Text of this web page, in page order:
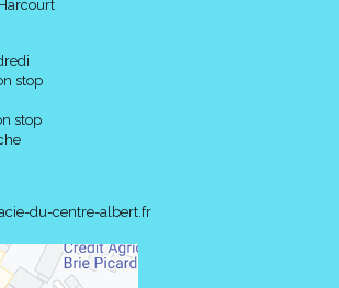
stop
stop
du-centre-albert.fr